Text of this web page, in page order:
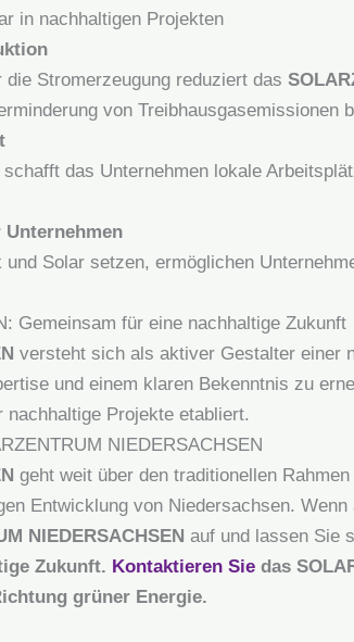
in nachhaltigen Projekten
die Stromerzeugung reduziert das
von Treibhausgasemissionen
das Unternehmen lokale
Solar setzen, ermöglichen
Gemeinsam für eine nachhaltige Zukunft
versteht sich als aktiver Gestalter einer
und einem klaren Bekenntnis zu
Projekte etabliert.
NIEDERSACHSEN
geht weit über den traditionellen
Entwicklung von Niedersachsen.
NIEDERSACHSEN auf und lassen Sie
Zukunft. Kontaktieren Sie das
grüner Energie.